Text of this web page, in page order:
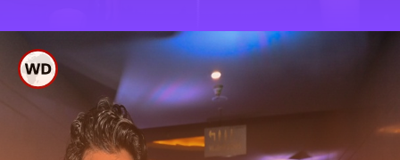
ಗಂಧದ ಗುಡಿ ಪ್ರೀಮಿಯರ್